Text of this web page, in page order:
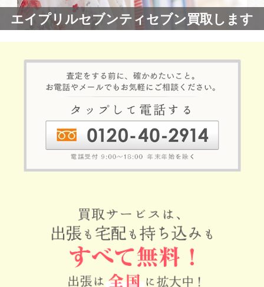
エイプリルセブンティセブン買取します